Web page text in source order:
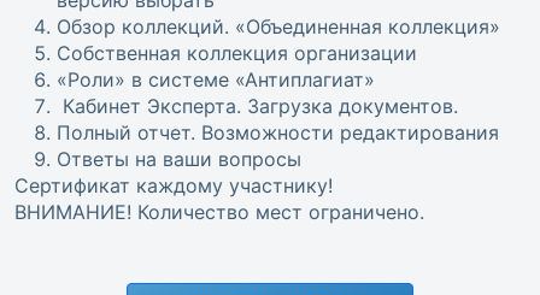
Обзор коллекций. «Объединенная коллекция»
Собственная коллекция организации
«Роли» в системе «Антиплагиат»
Кабинет Эксперта. Загрузка документов.
Полный отчет. Возможности редактирования
Ответы на ваши вопросы
Сертификат каждому участнику!
ВНИМАНИЕ! Количество мест ограничено.